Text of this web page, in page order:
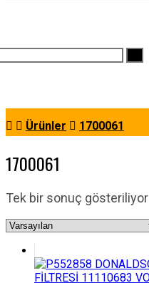
Ürünler 1700061
1700061
Tek bir sonuç gösteriliyor